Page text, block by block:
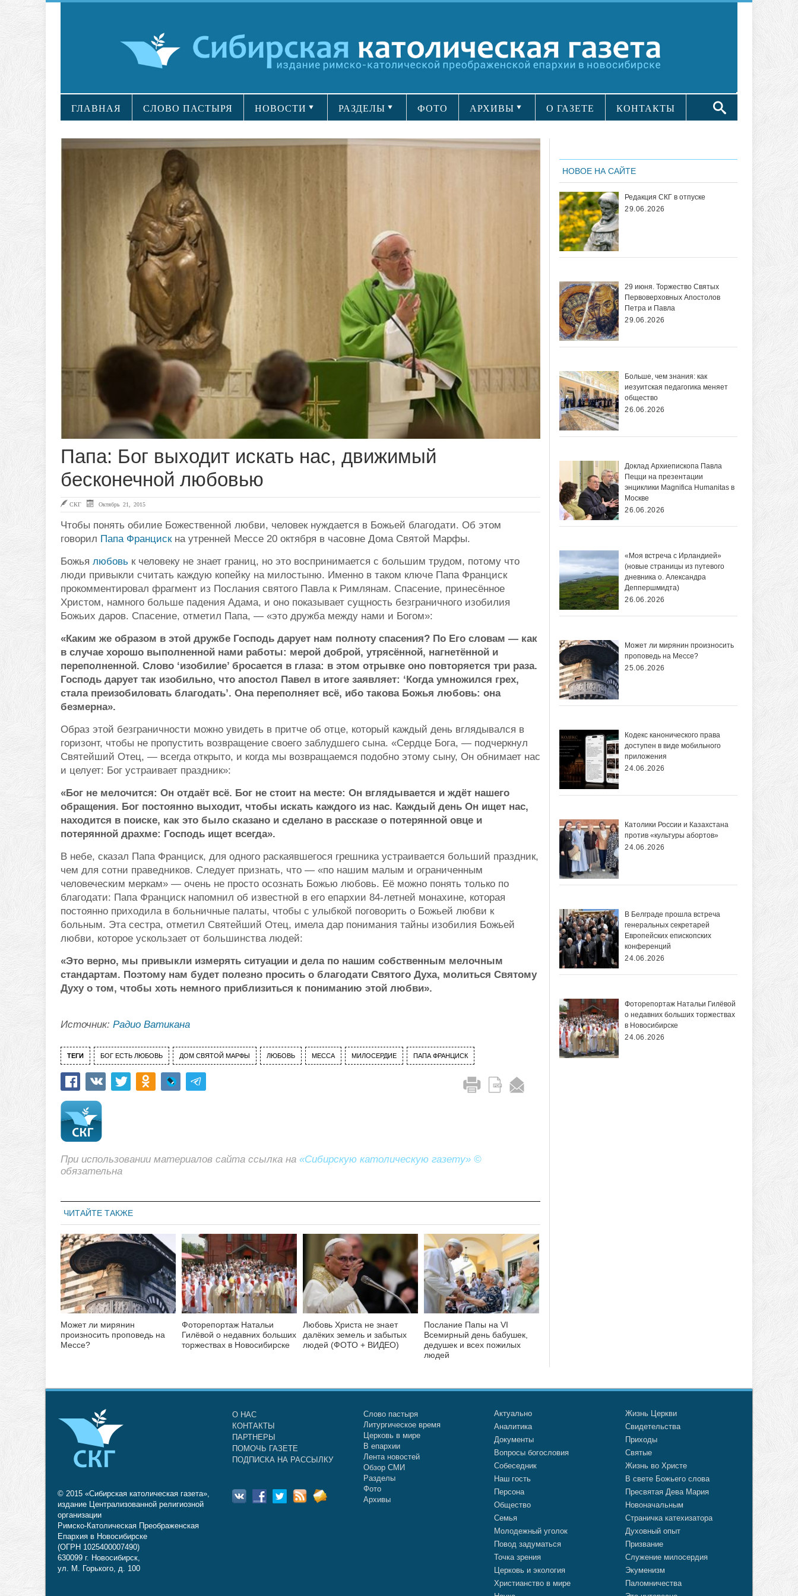
ГЛАВНАЯ СЛОВО ПАСТЫРЯ НОВОСТИ РАЗДЕЛЫ ФОТО АРХИВЫ О ГАЗЕТЕ КОНТАКТЫ
Папа: Бог выходит искать нас, движимый
бесконечной любовью
СКГ Октябрь 21, 2015
Чтобы понять обилие Божественной любви, человек нуждается в Божьей благодати. Об этом
говорил Папа Францискна утренней Мессе 20 октября в часовне Дома Святой Марфы.
Божья любовь к человеку не знает границ, но это воспринимается с большим трудом, потому что
люди привыкли считать каждую копейку на милостыню. Именно в таком ключе Папа Франциск
прокомментировал фрагмент из Послания святого Павла к Римлянам. Спасение, принесённое
Христом, намного больше падения Адама, и оно показывает сущность безграничного изобилия
Божьих даров. Спасение, отметил Папа, — «это дружба между нами и Богом»:
«Каким же образом в этой дружбе Господь дарует нам полноту спасения? По Его словам — как
в случае хорошо выполненной нами работы: мерой доброй, утрясённой, нагнетённой и
переполненной. Слово ‘изобилие’ бросается в глаза: в этом отрывке оно повторяется три раза.
Господь дарует так изобильно, что апостол Павел в итоге заявляет: ‘Когда умножился грех,
стала преизобиловать благодать’. Она переполняет всё, ибо такова Божья любовь: она
безмерна».
Образ этой безграничности можно увидеть в притче об отце, который каждый день вглядывался в
горизонт, чтобы не пропустить возвращение своего заблудшего сына. «Сердце Бога, — подчеркнул
Святейший Отец, — всегда открыто, и когда мы возвращаемся подобно этому сыну, Он обнимает нас
и целует: Бог устраивает праздник»:
«Бог не мелочится: Он отдаёт всё. Бог не стоит на месте: Он вглядывается и ждёт нашего
обращения. Бог постоянно выходит, чтобы искать каждого из нас. Каждый день Он ищет нас,
находится в поиске, как это было сказано и сделано в рассказе о потерянной овце и
потерянной драхме: Господь ищет всегда».
В небе, сказал Папа Франциск, для одного раскаявшегося грешника устраивается больший праздник,
чем для сотни праведников. Следует признать, что — «по нашим малым и ограниченным
человеческим меркам» — очень не просто осознать Божью любовь. Её можно понять только по
благодати: Папа Франциск напомнил об известной в его епархии 84-летней монахине, которая
постоянно приходила в больничные палаты, чтобы с улыбкой поговорить о Божьей любви к
больным. Эта сестра, отметил Святейший Отец, имела дар понимания тайны изобилия Божьей
любви, которое ускользает от большинства людей:
«Это верно, мы привыкли измерять ситуации и дела по нашим собственным мелочным
стандартам. Поэтому нам будет полезно просить о благодати Святого Духа, молиться Святому
Духу о том, чтобы хоть немного приблизиться к пониманию этой любви».
Источник: Радио Ватикана
ТЕГИ БОГ ЕСТЬ ЛЮБОВЬ ДОМ СВЯТОЙ МАРФЫ ЛЮБОВЬ МЕССА МИЛОСЕРДИЕ ПАПА ФРАНЦИСК
При использовании материалов сайта ссылка на «Сибирскую католическую газету» ©
обязательна
ЧИТАЙТЕ ТАКЖЕ
Может ли мирянин
произносить проповедь на
Мессе?
Фоторепортаж Натальи
Гилёвой о недавних больших
торжествах в Новосибирске
Любовь Христа не знает
далёких земель и забытых
людей (ФОТО + ВИДЕО)
Послание Папы на VI
Всемирный день бабушек,
дедушек и всех пожилых
людей
НОВОЕ НА САЙТЕ
Редакция СКГ в отпуске
29.06.2026
29 июня. Торжество Святых
Первоверховных Апостолов
Петра и Павла
29.06.2026
Больше, чем знания: как
иезуитская педагогика меняет
общество
26.06.2026
Доклад Архиепископа Павла
Пецци на презентации
энциклики Magnifica Нumanitas в
Москве
26.06.2026
«Моя встреча с Ирландией»
(новые страницы из путевого
дневника о. Александра
Деппершмидта)
26.06.2026
Может ли мирянин произносить
проповедь на Мессе?
25.06.2026
Кодекс канонического права
доступен в виде мобильного
приложения
24.06.2026
Католики России и Казахстана
против «культуры абортов»
24.06.2026
В Белграде прошла встреча
генеральных секретарей
Европейских епископских
конференций
24.06.2026
Фоторепортаж Натальи Гилёвой
о недавних больших торжествах
в Новосибирске
24.06.2026
© 2015 «Сибирская католическая газета»,
издание Централизованной религиозной
организации
Римско-Католическая Преображенская
Епархия в Новосибирске
(ОГРН 1025400007490)
630099 г. Новосибирск,
ул. М. Горького, д. 100
О НАС
КОНТАКТЫ
ПАРТНЕРЫ
ПОМОЧЬ ГАЗЕТЕ
ПОДПИСКА НА РАССЫЛКУ
Слово пастыря
Литургическое время
Церковь в мире
В епархии
Лента новостей
Обзор СМИ
Разделы
Фото
Архивы
Актуально
Аналитика
Документы
Вопросы богословия
Собеседник
Наш гость
Персона
Общество
Семья
Молодежный уголок
Повод задуматься
Точка зрения
Церковь и экология
Христианство в мире
Жизнь Церкви
Свидетельства
Приходы
Святые
Жизнь во Христе
В свете Божьего слова
Пресвятая Дева Мария
Новоначальным
Страничка катехизатора
Духовный опыт
Призвание
Служение милосердия
Экуменизм
Паломничества